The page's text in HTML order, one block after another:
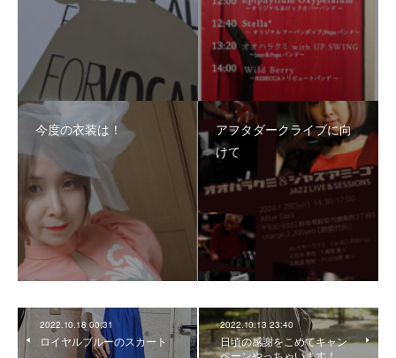
今度の衣装は！
アフタダークライブに向
けて
2022.10.18 00:31
ロイヤルブルーのスカート
2022.10.13 23:40
日頃の感謝をこめてキャン
ペーンやっちゃいます！